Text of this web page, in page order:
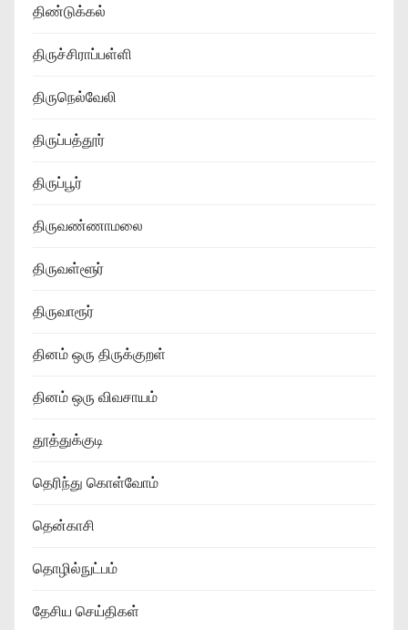
திண்டுக்கல்
திருச்சிராப்பள்ளி
திருநெல்வேலி
திருப்பத்தூர்
திருப்பூர்
திருவண்ணாமலை
திருவள்ளூர்
திருவாரூர்
தினம் ஒரு திருக்குறள்
தினம் ஒரு விவசாயம்
தூத்துக்குடி
தெரிந்து கொள்வோம்
தென்காசி
தொழில்நுட்பம்
தேசிய செய்திகள்